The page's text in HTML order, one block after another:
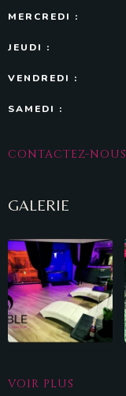
MERCREDI :
JEUDI :
VENDREDI :
SAMEDI :
CONTACTEZ-NOUS
GALERIE
VOIR PLUS